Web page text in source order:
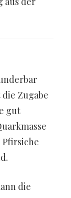
Zugabe
gut
Pfirsiche
die